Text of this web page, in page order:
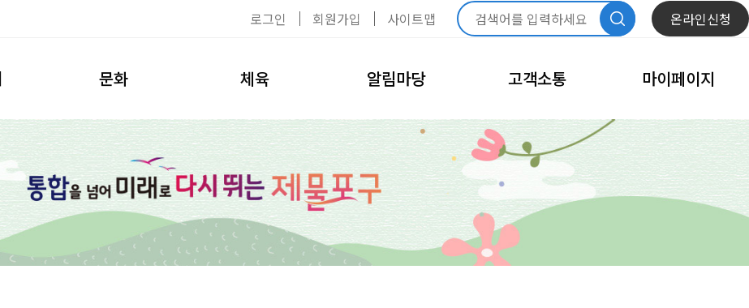
로그인 회원가입 사이트맵 온라인신청
문화
공연/전시
대관신청
환불안내
체육
이용수칙
탈의실
헬스장
수영장
강사소개
수강신청
알림마당
공지사항
자료실
채용공고
고객소통
자주묻는질문
문화
체육
이달의 일정
마이페이지
내정보관리
모바일회원카드
회원정보수정
비밀번호변경
수강신청내역